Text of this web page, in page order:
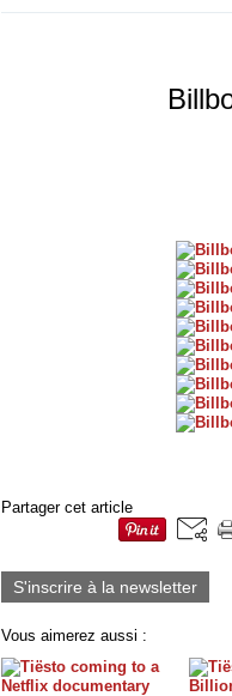
Partager cet article
S'inscrire à la newsletter
Vous aimerez aussi :